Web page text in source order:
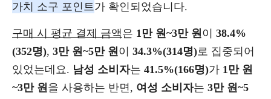
가치 소구 포인트가 확인되었습니다.
구매 시 평균 결제 금액은 1만 원~3만 원이
38.4%
(352명), 3만 원~5만 원이 34.3%(314명)로 집중되어
있었는데요. 남성 소비자는 41.5%(166명)가 1만 원
~3만 원을 사용하는 반면, 여성 소비자는 3만 원~5